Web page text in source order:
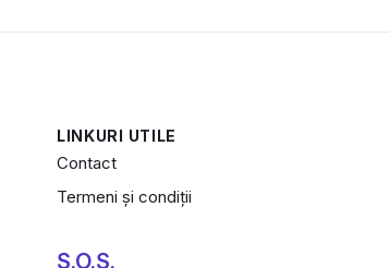
LINKURI UTILE
Contact
Termeni și condiții
S.O.S.